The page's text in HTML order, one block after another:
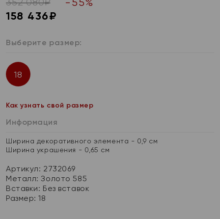
158 436₽
Выберите размер:
18
Как узнать свой размер
Информация
Ширина декоративного элемента - 0,9 см
Ширина украшения - 0,65 см
Артикул: 2732069
Металл:Золото 585
Вставки: Без вставок
Размер:18